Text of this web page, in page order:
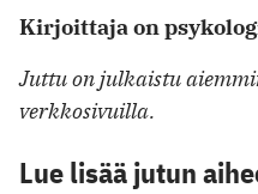
Kirjoittaja on
Juttu on julkaistu
verkkosivuilla.
Lue lisää jutun